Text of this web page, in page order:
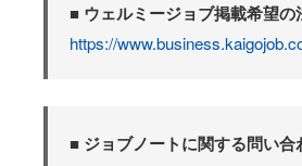
■ ウェルミージョブ掲載希望の
https://
■ ジョブノートに関する問い合